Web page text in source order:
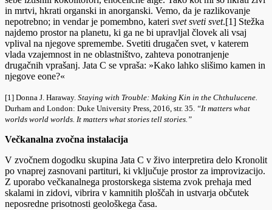
in mrtvi, hkrati organski in anorganski. Vemo, da je razlikovanje
nepotrebno; in vendar je pomembno, kateri svet sveti svet.[1] Stežka
najdemo prostor na planetu, ki ga ne bi upravljal človek ali vsaj
vplival na njegove spremembe. Svetiti drugačen svet, v katerem
vlada vzajemnost in ne oblastništvo, zahteva ponotranjenje
drugačnih vprašanj. Jata C se vpraša: »Kako lahko slišimo kamen in
njegove eone?«
[1] Donna J. Haraway. Staying with Trouble: Making Kin in the Chthulucene.
Durham and London: Duke University Press, 2016, str. 35. “It matters what
worlds world worlds. It matters what stories tell stories.”
Večkanalna zvočna instalacija
V zvočnem dogodku skupina Jata C v živo interpretira delo Kronolit
po vnaprej zasnovani partituri, ki vključuje prostor za improvizacijo.
Z uporabo večkanalnega prostorskega sistema zvok prehaja med
skalami in zidovi, vibrira v kamnitih ploščah in ustvarja občutek
neposredne prisotnosti geološkega časa.